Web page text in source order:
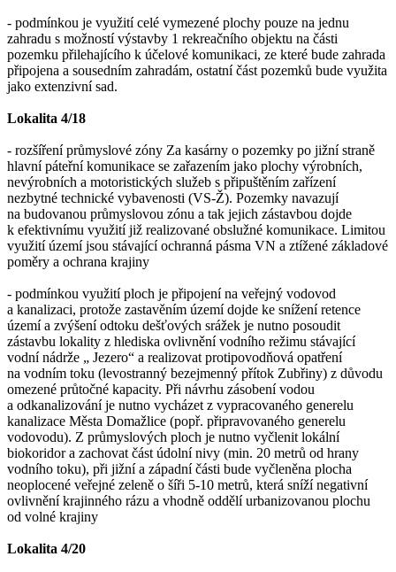
- podmínkou je využití celé vymezené plochy pouze na jednu
zahradu s možností výstavby 1 rekreačního objektu na části
pozemku přilehajícího k účelové komunikaci, ze které bude zahrada
připojena a sousedním zahradám, ostatní část pozemků bude využita
jako extenzivní sad.
Lokalita 4/18
- rozšíření průmyslové zóny Za kasárny o pozemky po jižní straně
hlavní páteřní komunikace se zařazením jako plochy výrobních,
nevýrobních a motoristických služeb s připuštěním zařízení
nezbytné technické vybavenosti (VS-Ž). Pozemky navazují
na budovanou průmyslovou zónu a tak jejich zástavbou dojde
k efektivnímu využití již realizované obslužné komunikace. Limitou
využití území jsou stávající ochranná pásma VN a ztížené základové
poměry a ochrana krajiny
- podmínkou využití ploch je připojení na veřejný vodovod
a kanalizaci, protože zastavěním území dojde ke snížení retence
území a zvýšení odtoku dešťových srážek je nutno posoudit
zástavbu lokality z hlediska ovlivnění vodního režimu stávající
vodní nádrže „ Jezero“ a realizovat protipovodňová opatření
na vodním toku (levostranný bezejmenný přítok Zubřiny) z důvodu
omezené průtočné kapacity. Při návrhu zásobení vodou
a odkanalizování je nutno vycházet z vypracovaného generelu
kanalizace Města Domažlice (popř. připravovaného generelu
vodovodu). Z průmyslových ploch je nutno vyčlenit lokální
biokoridor a zachovat část údolní nivy (min. 20 metrů od hrany
vodního toku), při jižní a západní části bude vyčleněna plocha
neoplocené veřejné zeleně o šíři 5-10 metrů, která sníží negativní
ovlivnění krajinného rázu a vhodně oddělí urbanizovanou plochu
od volné krajiny
Lokalita 4/20